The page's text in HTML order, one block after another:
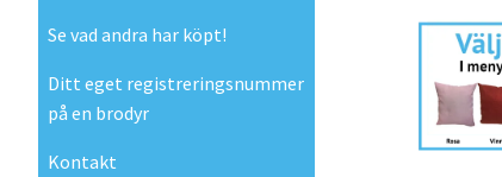
Se vad andra har köpt!
Ditt eget registreringsnummer
på en brodyr
Kontakt